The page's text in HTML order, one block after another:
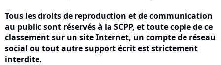
Tous les droits de reproduction et de communication
au public sont réservés à la SCPP, et toute copie de ce
classement sur un site Internet, un compte de réseau
social ou tout autre support écrit est strictement
interdite.